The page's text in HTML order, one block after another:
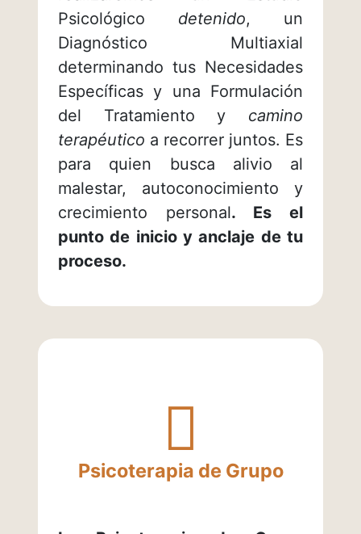
Psicológico detenido, un
Diagnóstico Multiaxial
determinando tus Necesidades
Específicas y una Formulación
del Tratamiento y camino
terapéutico a recorrer juntos. Es
para quien busca alivio al
malestar, autoconocimiento y
crecimiento personal. Es el
punto de inicio y anclaje de tu
proceso.
Psicoterapia de Grupo